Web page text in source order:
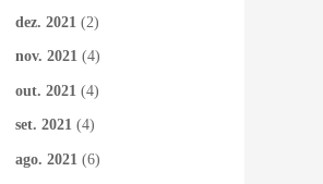
dez. 2021 (2)
nov. 2021 (4)
out. 2021 (4)
set. 2021 (4)
ago. 2021 (6)